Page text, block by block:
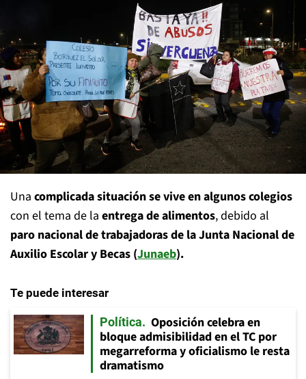
Una complicada situación se vive en algunos colegios
con el tema de la entrega de alimentos, debido al
paro nacional de trabajadoras de la Junta Nacional de
Auxilio Escolar y Becas (Junaeb).
Te puede interesar
Política
Oposición celebra en
bloque admisibilidad en el TC por
megarreforma y oficialismo le resta
dramatismo